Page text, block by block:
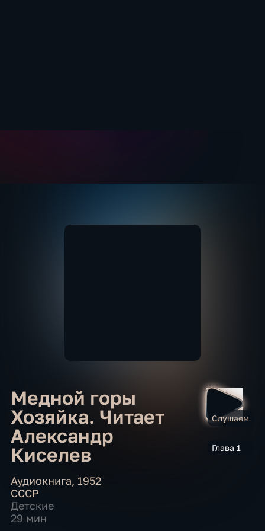
Медной горы
Хозяйка. Читает
Александр
Киселев
Слушаем
Глава 1
Аудиокнига, 1952
СССР
Детские
29 мин